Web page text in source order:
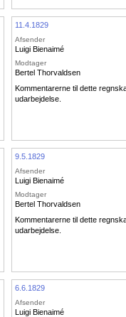
11.4.1829
Afsender
Luigi Bienaimé
Modtager
Bertel Thorvaldsen
Kommentarerne til dette
udarbejdelse.
9.5.1829
Afsender
Luigi Bienaimé
Modtager
Bertel Thorvaldsen
Kommentarerne til dette
udarbejdelse.
6.6.1829
Afsender
Luigi Bienaimé